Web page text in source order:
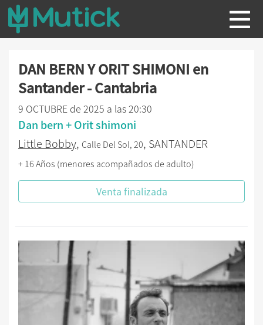
DAN BERN Y ORIT SHIMONI en
Santander - Cantabria
9 OCTUBRE de 2025 a las 20:30
Dan bern + Orit shimoni
Little Bobby, Calle Del Sol, 20, SANTANDER
+ 16 Años (menores acompañados de adulto)
Venta finalizada